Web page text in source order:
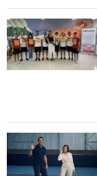
FIESTAS DE
AGENDA
CARTELERA
ESQUELAS